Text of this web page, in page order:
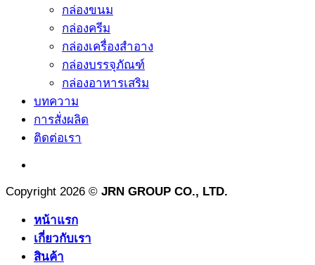
กล่องขนม
กล่องครีม
กล่องเครื่องสำอาง
กล่องบรรจุภัณฑ์
กล่องอาหารเสริม
บทความ
การสั่งผลิด
ติดต่อเรา
Copyright 2026 © JRN GROUP CO., LTD.
หน้าแรก
เกี่ยวกับเรา
สินค้า